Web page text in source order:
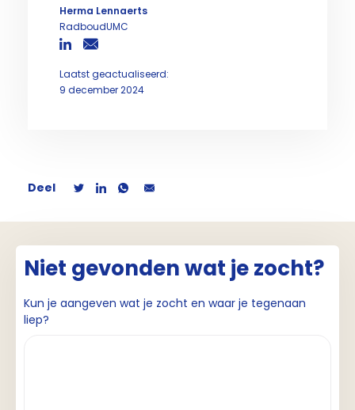
Herma Lennaerts
RadboudUMC
Laatst geactualiseerd:
9 december 2024
Deel
Niet gevonden wat je zocht?
Kun je aangeven wat je zocht en waar je tegenaan
liep?